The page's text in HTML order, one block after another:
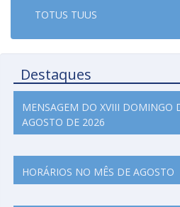
TOTUS TUUS
Destaques
MENSAGEM DO XVIII DOMINGO
AGOSTO DE 2026
HORÁRIOS NO MÊS DE AGOSTO